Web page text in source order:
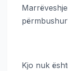
Kjo nuk